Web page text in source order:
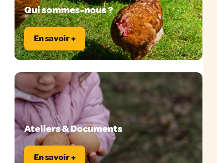
Qui sommes-nous ?
En savoir +
Ateliers & Documents
En savoir +